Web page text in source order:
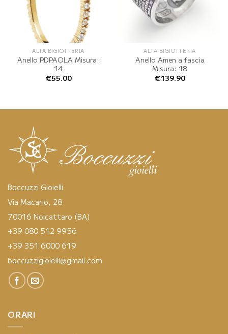
ALTA BIGIOTTERIA
Anello PDPAOLA Misura:
14
€55.00
ALTA BIGIOTTERIA
Anello Amen a fascia
Misura: 18
€139.90
Boccuzzi Gioielli
Via Macario, 28
70016 Noicattaro (BA)
+39 080 512 9956
+39 351 6000 619
boccuzzigioielli@gmail.com
ORARI